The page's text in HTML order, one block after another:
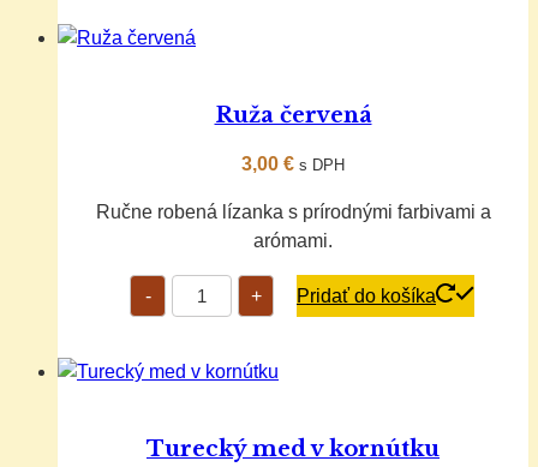
Ruža červená
3,00 € s DPH
Ručne robená lízanka s prírodnými farbivami a
arómami.
-
množstvo
Ruža
červená
+ Pridať do košíka
Turecký med v kornútku